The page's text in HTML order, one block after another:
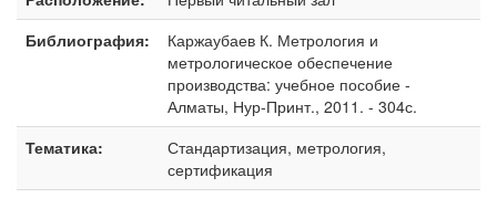
Библиография:
Каржаубаев К. Метрология и
метрологическое обеспечение
производства: учебное пособие -
Алматы, Нур-Принт., 2011. - 304с.
Тематика:
Стандартизация, метрология,
сертификация